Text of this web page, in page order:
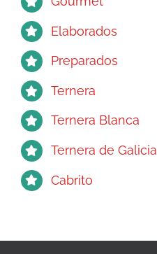
Elaborados
Preparados
Ternera
Ternera Blanca
Ternera de Galicia
Cabrito